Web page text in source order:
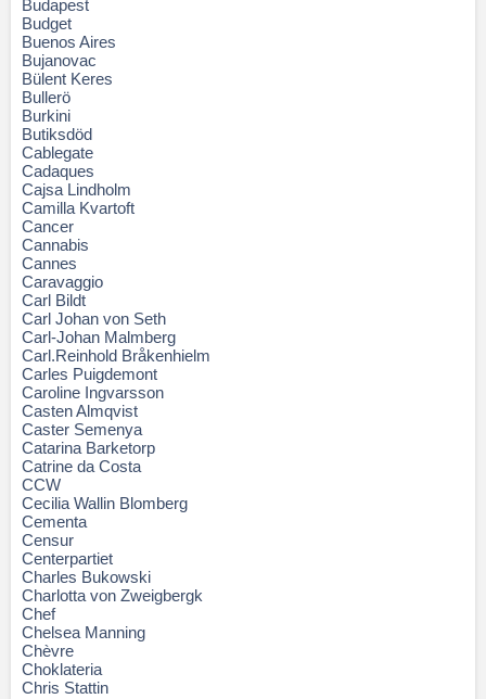
Budapest
Budget
Buenos Aires
Bujanovac
Bülent Keres
Bullerö
Burkini
Butiksdöd
Cablegate
Cadaques
Cajsa Lindholm
Camilla Kvartoft
Cancer
Cannabis
Cannes
Caravaggio
Carl Bildt
Carl Johan von Seth
Carl-Johan Malmberg
Carl.Reinhold Bråkenhielm
Carles Puigdemont
Caroline Ingvarsson
Casten Almqvist
Caster Semenya
Catarina Barketorp
Catrine da Costa
CCW
Cecilia Wallin Blomberg
Cementa
Censur
Centerpartiet
Charles Bukowski
Charlotta von Zweigbergk
Chef
Chelsea Manning
Chèvre
Choklateria
Chris Stattin